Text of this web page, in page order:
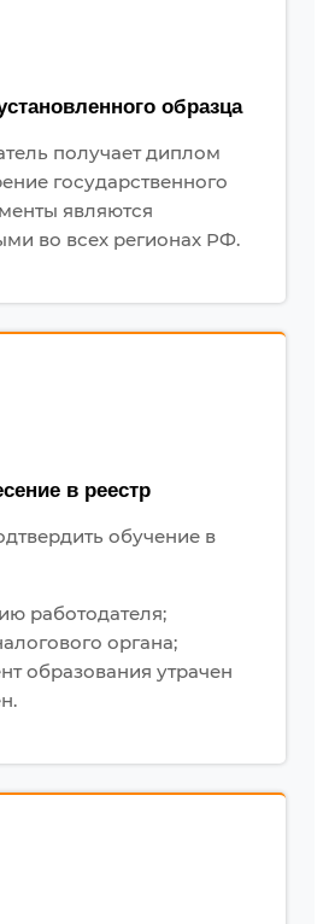
образца
получает диплом
государственного
являются
во всех регионах РФ.
в реестр
обучение в
работодателя;
органа;
образования утрачен